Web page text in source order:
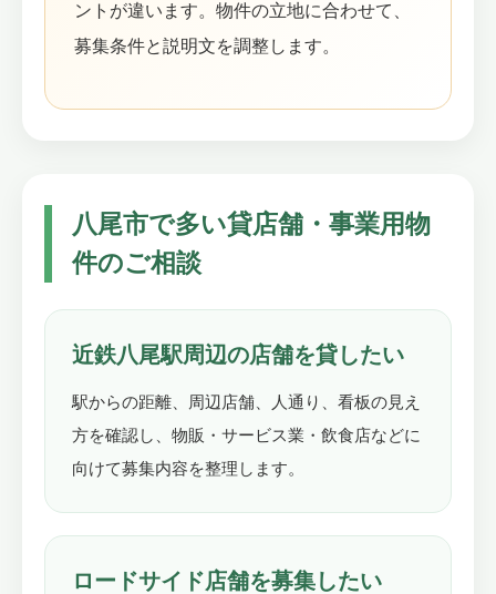
ントが違います。物件の立地に合わせて、
募集条件と説明文を調整します。
八尾市で多い貸店舗・事業用物
件のご相談
近鉄八尾駅周辺の店舗を貸したい
駅からの距離、周辺店舗、人通り、看板の見え
方を確認し、物販・サービス業・飲食店などに
向けて募集内容を整理します。
ロードサイド店舗を募集したい